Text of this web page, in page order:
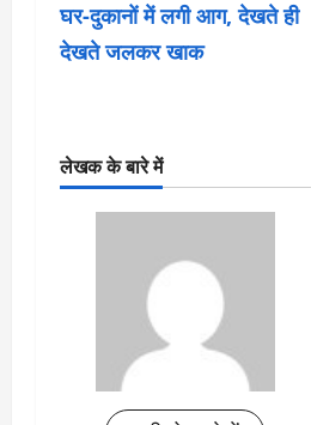
घर-दुकानों में लगी आग, देखते ही
देखते जलकर खाक
लेखक के बारे में